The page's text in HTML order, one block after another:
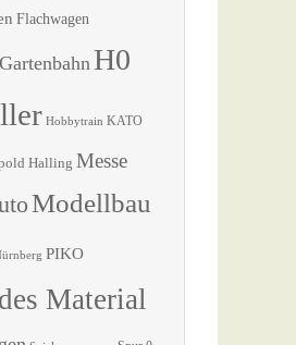
Flachwagen
Gartenbahn H0
Hobbytrain KATO
Halling Messe
Modellbau
PIKO
Material